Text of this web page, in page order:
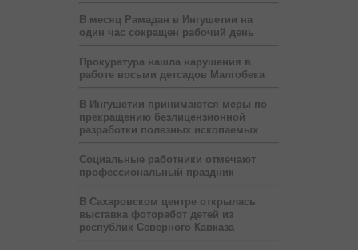
В месяц Рамадан в Ингушетии на
один час сокращен рабочий день
Прокуратура нашла нарушения в
работе восьми детсадов Малгобека
В Ингушетии принимаются меры по
прекращению безлицензионной
разработки полезных ископаемых
Социальные работники отмечают
профессиональный праздник
В Сахаровском центре открылась
выставка фоторабот детей из
республик Северного Кавказа